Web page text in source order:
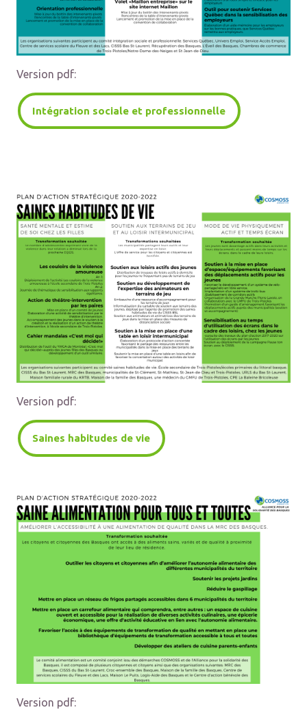
Version pdf:
Intégration sociale et professionnelle
Version pdf:
Saines habitudes de vie
Version pdf: